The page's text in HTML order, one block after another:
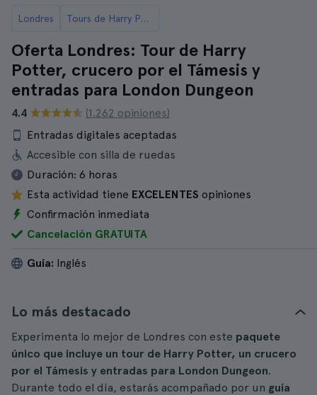
Londres Tours de Harry Potter en Londres
Oferta Londres: Tour de Harry
Potter, crucero por el Támesis y
entradas para London Dungeon
4.4
(1.262 opiniones)
Entradas digitales aceptadas
Accesible con silla de ruedas
Duración: 6 horas
Esta actividad tiene EXCELENTES opiniones
Confirmación inmediata
Cancelación GRATUITA
Guía: Inglés
Lo más destacado
Experimenta lo mejor de Londres con este paquete
único que incluye un tour de Harry Potter, un crucero
por el Támesis y entradas para London Dungeon.
Durante todo el día, estarás acompañado por un guía